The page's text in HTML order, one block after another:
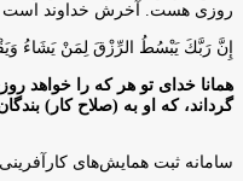
روزى هست. آخرش خداوند است
إِنَّ رَبَّكَ يَبْسُطُ الرِّزْقَ لِمَنْ يَشَاءُ
همانا خدای تو هر که را خواهد
گرداند، که او به (صلاح کار)
سامانه ثبت همایش‌های کارآفرینی